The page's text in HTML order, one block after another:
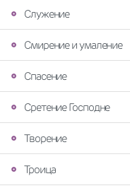
Служение
Смирение и умаление
Спасение
Сретение Господне
Творение
Троица